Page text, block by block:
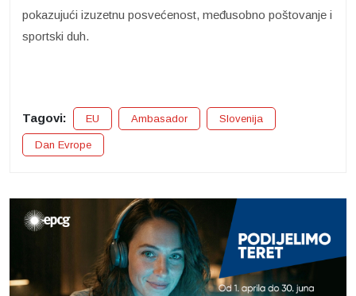
pokazujući izuzetnu posvećenost, međusobno poštovanje i
sportski duh.
Tagovi: EU Ambasador Slovenija
Dan Evrope